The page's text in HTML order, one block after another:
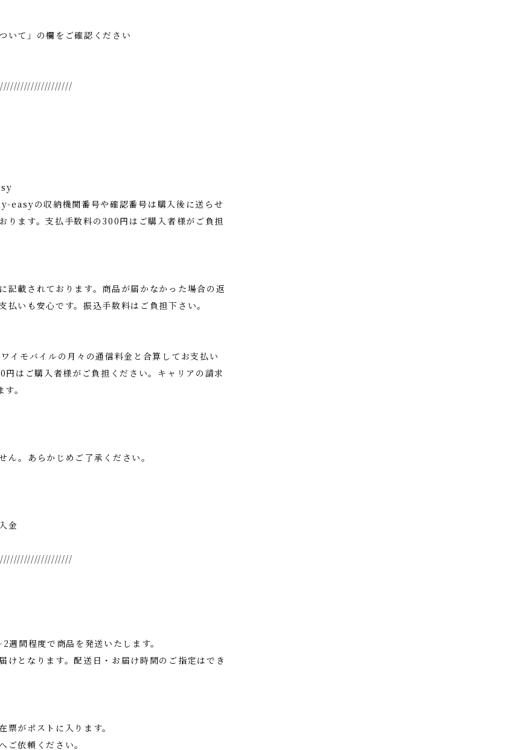
いて」の欄をご確認ください
easyの収納機関番号や確認番号は購入後に送らせ
ります。支払手数料の300円はご購入者様がご負担
記載されております。商品が届かなかった場合の返
払いも安心です。振込手数料はご負担下さい。
イモバイルの月々の通信料金と合算してお支払い
はご購入者様がご負担ください。キャリアの請求
。
ん。あらかじめご了承ください。
金
間程度で商品を発送いたします。
となります。配送日・お届け時間のご指定はでき
がポストに入ります。
依頼ください。